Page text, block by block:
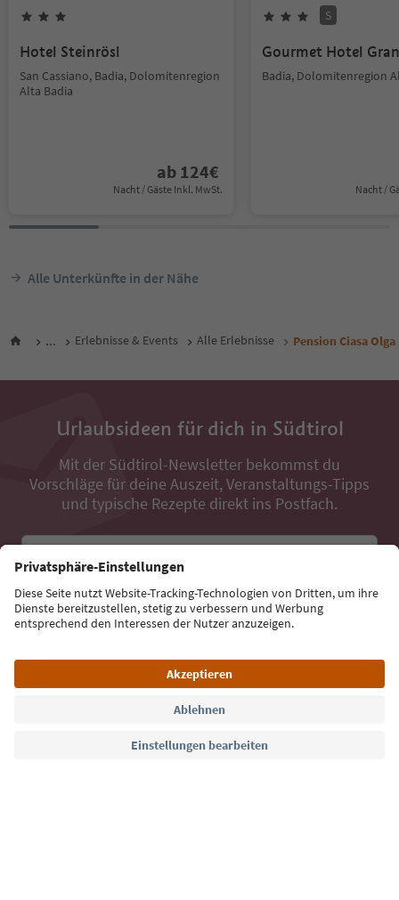
Hotel Steinrösl
San Cassiano, Badia, Dolomitenregion
Alta Badia
ab 124€
Nacht / Gäste Inkl. MwSt.
S
Gourmet Hotel
Badia, Dolomitenregion
Nacht /
Alle Unterkünfte in der Nähe
... Erlebnisse & Events Alle Erlebnisse Pension Ciasa Olga
Urlaubsideen für dich in Südtirol
Mit der Südtirol-Newsletter bekommst du
Vorschläge für deine Auszeit, Veranstaltungs-Tipps
und typische Rezepte direkt ins Postfach.
Jetzt anmelden